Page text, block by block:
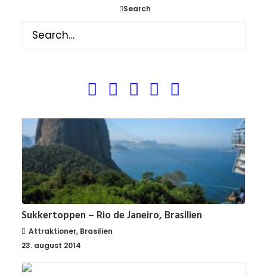
Search
Sukkertoppen – Rio de Janeiro, Brasilien
Attraktioner, Brasilien
23. august 2014